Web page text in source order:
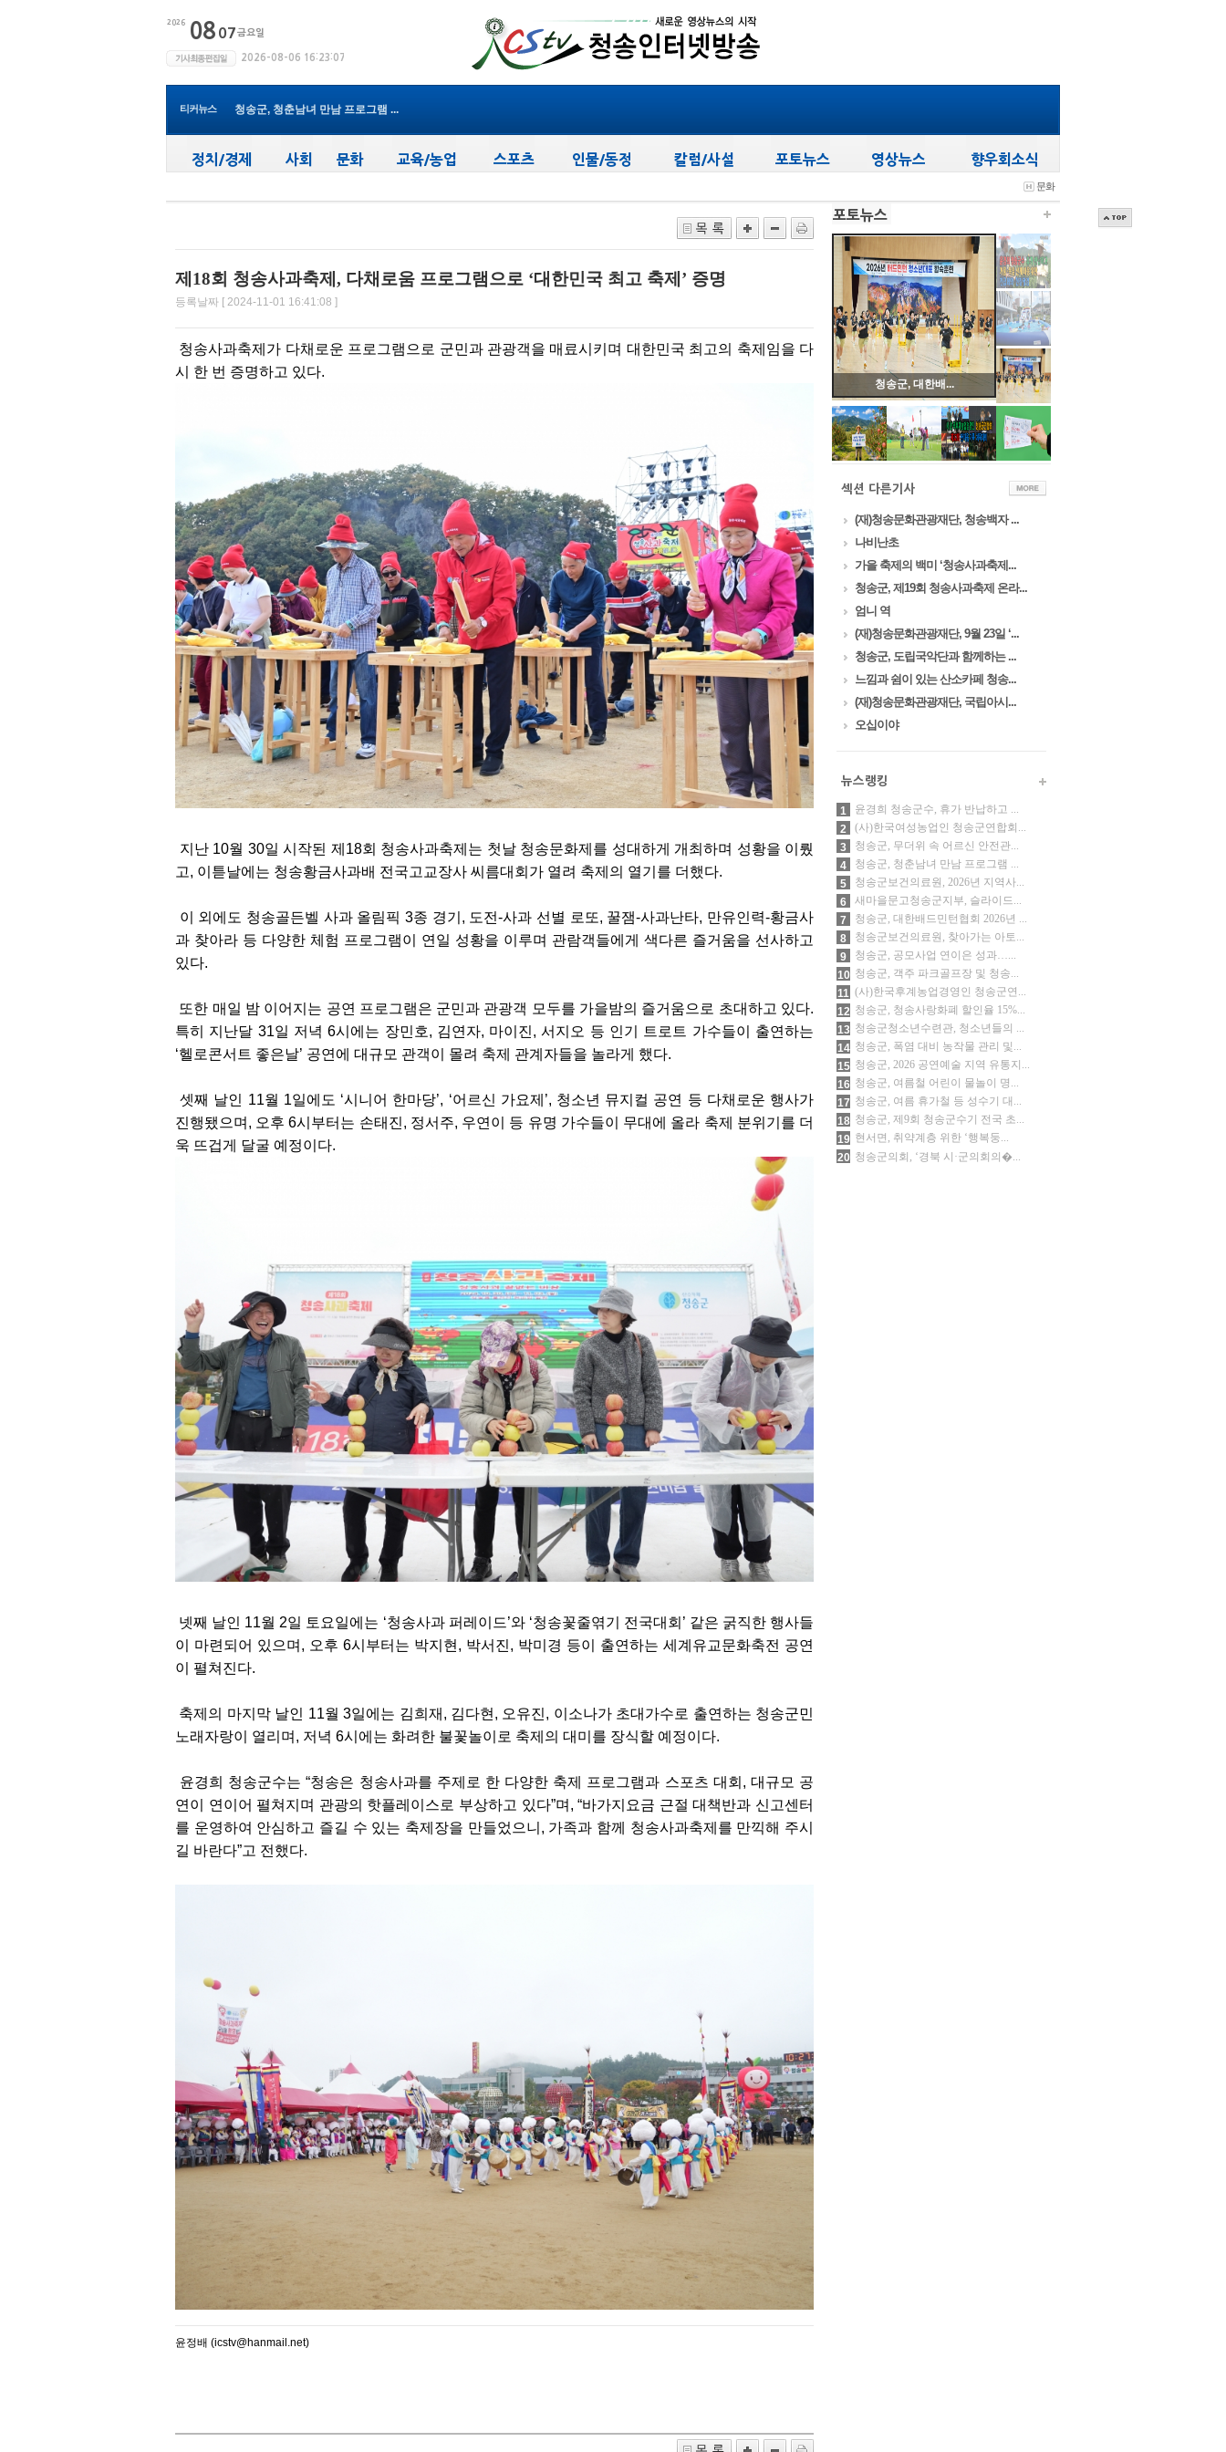
티커뉴스
윤경희 청송군수, 휴가 반납하고 ...
(사)한국여성농업인 청송군연합회...
청송군보건의료원, 2026년 지역사...
새마을문고청송군지부, 슬라이드...
청송군보건의료원, 찾아가는 아토...
청송군, 객주 파크골프장 및 청송...
문화
제18회 청송사과축제, 다채로움 프로그램으로 ‘대한민국 최고 축제’ 증명
등록날짜 [ 2024-11-01 16:41:08 ]
청송사과축제가 다채로운 프로그램으로 군민과 관광객을 매료시키며 대한민국 최고의 축제임을 다
시 한 번 증명하고 있다.
지난 10월 30일 시작된 제18회 청송사과축제는 첫날 청송문화제를 성대하게 개최하며 성황을 이뤘
고, 이튿날에는 청송황금사과배 전국고교장사 씨름대회가 열려 축제의 열기를 더했다.
이 외에도 청송골든벨 사과 올림픽 3종 경기, 도전-사과 선별 로또, 꿀잼-사과난타, 만유인력-황금사
과 찾아라 등 다양한 체험 프로그램이 연일 성황을 이루며 관람객들에게 색다른 즐거움을 선사하고
있다.
또한 매일 밤 이어지는 공연 프로그램은 군민과 관광객 모두를 가을밤의 즐거움으로 초대하고 있다.
특히 지난달 31일 저녁 6시에는 장민호, 김연자, 마이진, 서지오 등 인기 트로트 가수들이 출연하는
‘헬로콘서트 좋은날’ 공연에 대규모 관객이 몰려 축제 관계자들을 놀라게 했다.
셋째 날인 11월 1일에도 ‘시니어 한마당’, ‘어르신 가요제’, 청소년 뮤지컬 공연 등 다채로운 행사가
진행됐으며, 오후 6시부터는 손태진, 정서주, 우연이 등 유명 가수들이 무대에 올라 축제 분위기를 더
욱 뜨겁게 달굴 예정이다.
넷째 날인 11월 2일 토요일에는 ‘청송사과 퍼레이드’와 ‘청송꽃줄엮기 전국대회’ 같은 굵직한 행사들
이 마련되어 있으며, 오후 6시부터는 박지현, 박서진, 박미경 등이 출연하는 세계유교문화축전 공연
이 펼쳐진다.
축제의 마지막 날인 11월 3일에는 김희재, 김다현, 오유진, 이소나가 초대가수로 출연하는 청송군민
노래자랑이 열리며, 저녁 6시에는 화려한 불꽃놀이로 축제의 대미를 장식할 예정이다.
윤경희 청송군수는 “청송은 청송사과를 주제로 한 다양한 축제 프로그램과 스포츠 대회, 대규모 공
연이 연이어 펼쳐지며 관광의 핫플레이스로 부상하고 있다”며, “바가지요금 근절 대책반과 신고센터
를 운영하여 안심하고 즐길 수 있는 축제장을 만들었으니, 가족과 함께 청송사과축제를 만끽해 주시
길 바란다”고 전했다.
윤정배 (icstv@hanmail.net)
청송군, 대한배...
(재)청송문화관광재단, 청송백자 ...
나비난초
가을 축제의 백미 ‘청송사과축제...
청송군, 제19회 청송사과축제 온라...
엄니 역
(재)청송문화관광재단, 9월 23일 ‘...
청송군, 도립국악단과 함께하는 ...
느낌과 쉼이 있는 산소카페 청송...
(재)청송문화관광재단, 국립아시...
오십이야
1
윤경희 청송군수, 휴가 반납하고 ...
2
(사)한국여성농업인 청송군연합회...
3
청송군, 무더위 속 어르신 안전관...
4
청송군, 청춘남녀 만남 프로그램 ...
5
청송군보건의료원, 2026년 지역사...
6
새마을문고청송군지부, 슬라이드...
7
청송군, 대한배드민턴협회 2026년 ...
8
청송군보건의료원, 찾아가는 아토...
9
청송군, 공모사업 연이은 성과…...
10 청송군, 객주 파크골프장 및 청송...
11 (사)한국후계농업경영인 청송군연...
12 청송군, 청송사랑화폐 할인율 15%...
13 청송군청소년수련관, 청소년들의 ...
14 청송군, 폭염 대비 농작물 관리 및...
15 청송군, 2026 공연예술 지역 유통지...
16 청송군, 여름철 어린이 물놀이 명...
17 청송군, 여름 휴가철 등 성수기 대...
18 청송군, 제9회 청송군수기 전국 초...
19 현서면, 취약계층 위한 ‘행복둥...
20 청송군의회, ‘경북 시·군의회의�...